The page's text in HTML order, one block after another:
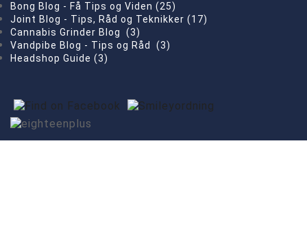
Bong Blog - Få Tips og Viden (25)
Joint Blog - Tips, Råd og Teknikker (17)
Cannabis Grinder Blog (3)
Vandpibe Blog - Tips og Råd (3)
Headshop Guide (3)